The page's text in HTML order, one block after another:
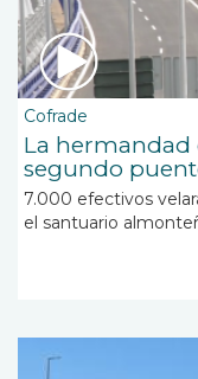
Cofrade
La hermandad
segundo
7.000 efectivos
el santuario